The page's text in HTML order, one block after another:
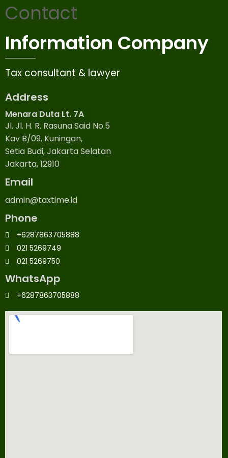
Contact
Information Company
Tax consultant & lawyer
Address
Menara Duta Lt. 7A
Jl. Jl. H. R. Rasuna Said No.5
Kav B/09, Kuningan,
Setia Budi, Jakarta Selatan
Jakarta, 12910
Email
admin@taxtime.id
Phone
+6287863705888
021 5269749
021 5269750
WhatsApp
+6287863705888